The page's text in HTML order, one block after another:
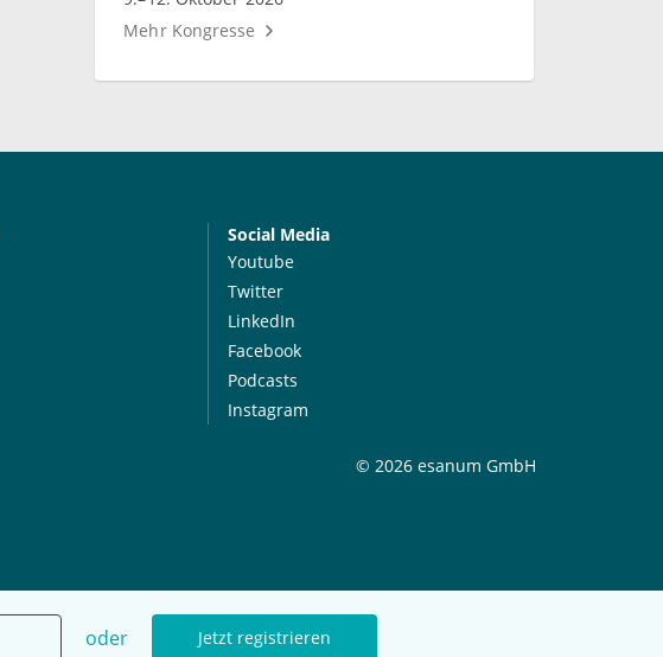
oder Jetzt registrieren
Mehr Kongresse
Social Media
Youtube
Twitter
LinkedIn
Facebook
Podcasts
Instagram
© 2026 esanum GmbH